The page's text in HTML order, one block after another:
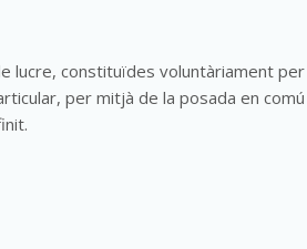
lucre, constituïdes voluntàriament
per mitjà de la posada en